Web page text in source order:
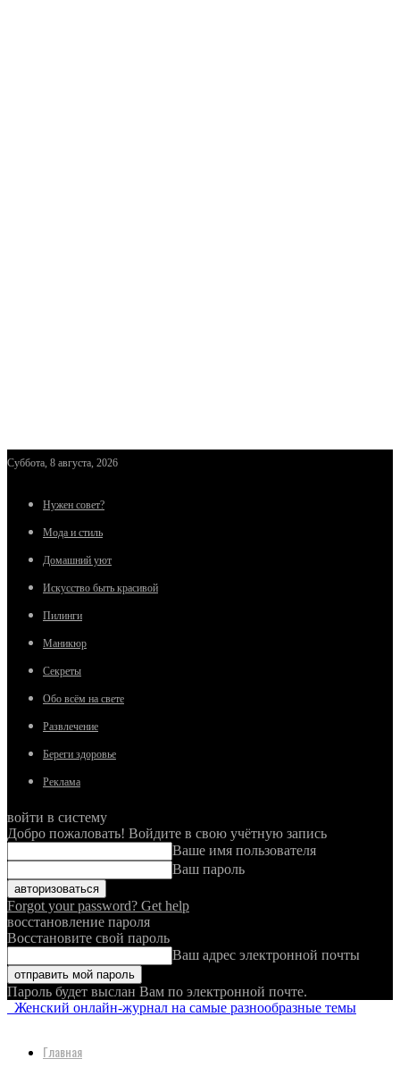
Суббота, 8 августа, 2026
Нужен совет?
Мода и стиль
Домашний уют
Искусство быть красивой
Пилинги
Маникюр
Секреты
Обо всём на свете
Развлечение
Береги здоровье
Реклама
войти в систему
Добро пожаловать! Войдите в свою учётную запись
Ваше имя пользователя
Ваш пароль
Forgot your password? Get help
восстановление пароля
Восстановите свой пароль
Ваш адрес электронной почты
Пароль будет выслан Вам по электронной почте.
Женский онлайн-журнал на самые разнообразные темы
Главная